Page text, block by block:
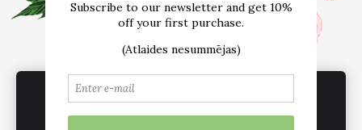
E-VEIKALS
Par mums
Atsauksmes
Blogs
Izmēru tabula
Kontakti
Piegāde
Noteikumi